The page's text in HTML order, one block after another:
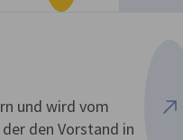
und wird vom
den Vorstand in